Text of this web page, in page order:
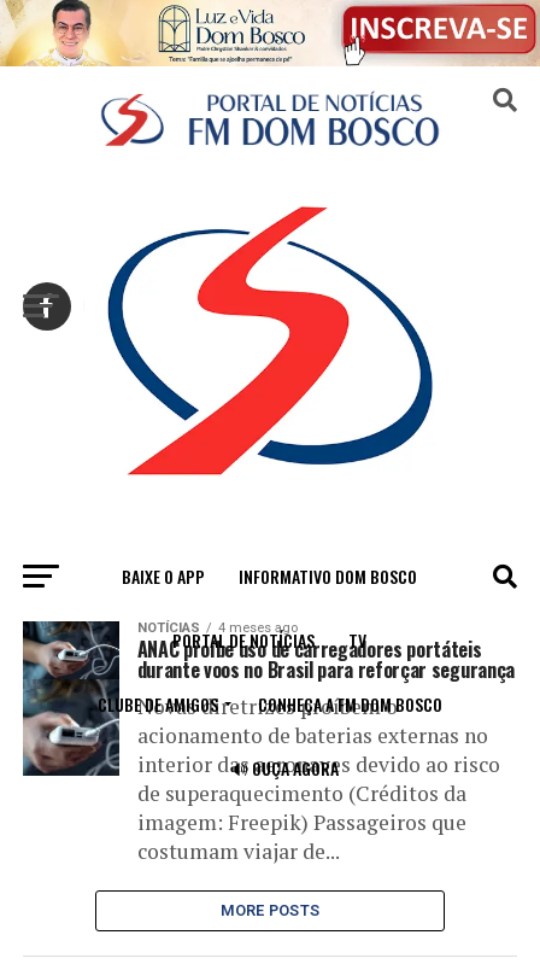
BAIXE O APP INFORMATIVO DOM BOSCO
PORTAL DE NOTÍCIAS TV
CLUBE DE AMIGOS CONHEÇA A FM DOM BOSCO
🔊 OUÇA AGORA
All posts tagged "baterias"
NOTÍCIAS 4 meses ago
ANAC proíbe uso de carregadores portáteis
durante voos no Brasil para reforçar segurança
Novas diretrizes proíbem o
acionamento de baterias externas no
interior das aeronaves devido ao risco
de superaquecimento (Créditos da
imagem: Freepik) Passageiros que
costumam viajar de...
MORE POSTS
Sair da versão mobile